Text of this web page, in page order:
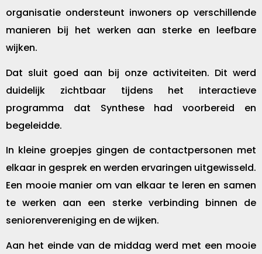
organisatie ondersteunt inwoners op verschillende
manieren bij het werken aan sterke en leefbare
wijken.
Dat sluit goed aan bij onze activiteiten. Dit werd
duidelijk zichtbaar tijdens het interactieve
programma dat Synthese had voorbereid en
begeleidde.
In kleine groepjes gingen de contactpersonen met
elkaar in gesprek en werden ervaringen uitgewisseld.
Een mooie manier om van elkaar te leren en samen
te werken aan een sterke verbinding binnen de
seniorenvereniging en de wijken.
Aan het einde van de middag werd met een mooie